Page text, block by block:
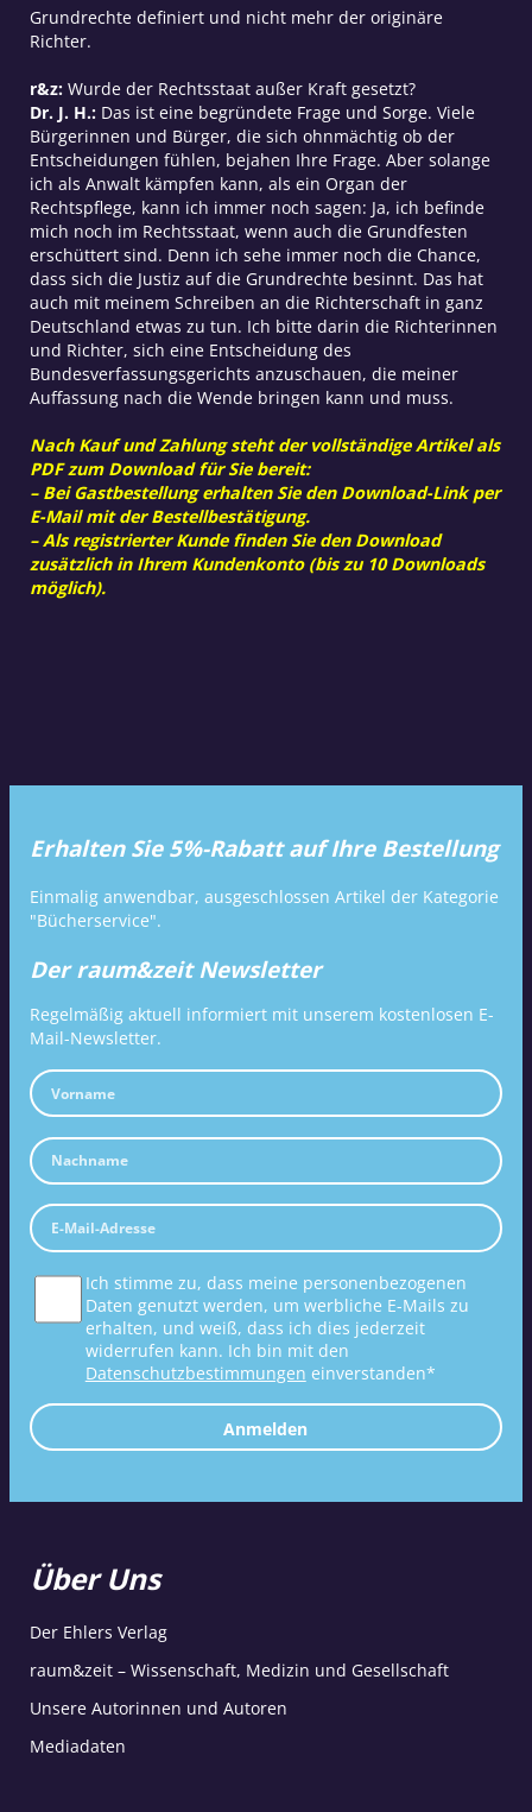
Grundrechte definiert und nicht mehr der originäre
Richter.
r&z:Wurde der Rechtsstaat außer Kraft gesetzt?
Dr. J. H.:Das ist eine begründete Frage und Sorge. Viele
Bürgerinnen und Bürger, die sich ohnmächtig ob der
Entscheidungen fühlen, bejahen Ihre Frage. Aber solange
ich als Anwalt kämpfen kann, als ein Organ der
Rechtspflege, kann ich immer noch sagen: Ja, ich befinde
mich noch im Rechtsstaat, wenn auch die Grundfesten
erschüttert sind. Denn ich sehe immer noch die Chance,
dass sich die Justiz auf die Grundrechte besinnt. Das hat
auch mit meinem Schreiben an die Richterschaft in ganz
Deutschland etwas zu tun. Ich bitte darin die Richterinnen
und Richter, sich eine Entscheidung des
Bundesverfassungsgerichts anzuschauen, die meiner
Auffassung nach die Wende bringen kann und muss.
Nach Kauf und Zahlung steht der vollständige Artikel als
PDF zum Download für Sie bereit:
– Bei Gastbestellung erhalten Sie den Download-Link per
E-Mail mit der Bestellbestätigung.
– Als registrierter Kunde finden Sie den Download
zusätzlich in Ihrem Kundenkonto (bis zu 10 Downloads
möglich).
Erhalten Sie 5%-Rabatt auf Ihre Bestellung
Einmalig anwendbar, ausgeschlossen Artikel der Kategorie
"Bücherservice".
Der raum&zeit Newsletter
Regelmäßig aktuell informiert mit unserem kostenlosen E-
Mail-Newsletter.
Ich stimme zu, dass meine personenbezogenen
Daten genutzt werden, um werbliche E-Mails zu
erhalten, und weiß, dass ich dies jederzeit
widerrufen kann. Ich bin mit den
Datenschutzbestimmungen einverstanden*
Anmelden
Über Uns
Der Ehlers Verlag
raum&zeit – Wissenschaft, Medizin und Gesellschaft
Unsere Autorinnen und Autoren
Mediadaten